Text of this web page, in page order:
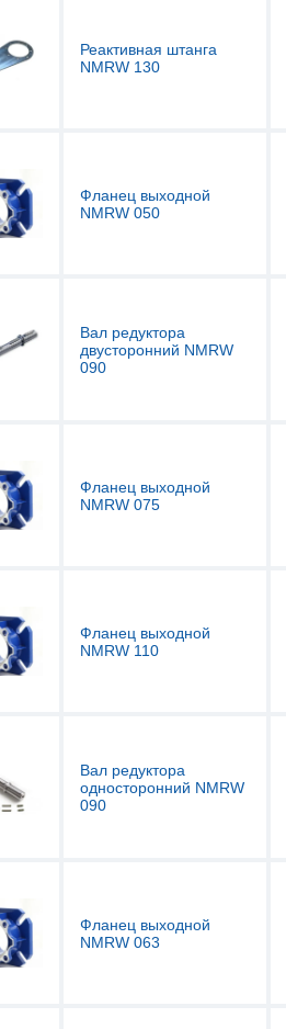
Реактивная штанга
NMRW 130
Фланец выходной
NMRW 050
Вал редуктора
двусторонний NMRW
090
Фланец выходной
NMRW 075
Фланец выходной
NMRW 110
Вал редуктора
односторонний NMRW
090
Фланец выходной
NMRW 063